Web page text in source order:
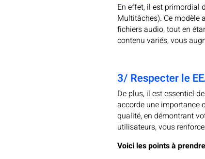
En effet, il est primordial
Multitâches). Ce modèle
fichiers audio, tout en
contenu variés, vous
3/ Respecter le
De plus, il est essentiel
accorde une importance
qualité, en démontrant
utilisateurs, vous
Voici les points à